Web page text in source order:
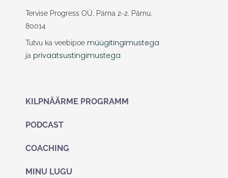
b
o
o
a
g
m
Tervise Progress OÜ, Pärna 2-2, Pärnu,
80014
Tutvu ka veebipoe müügitingimustega
ja privaatsustingimustega
KILPNÄÄRME PROGRAMM
PODCAST
COACHING
MINU LUGU